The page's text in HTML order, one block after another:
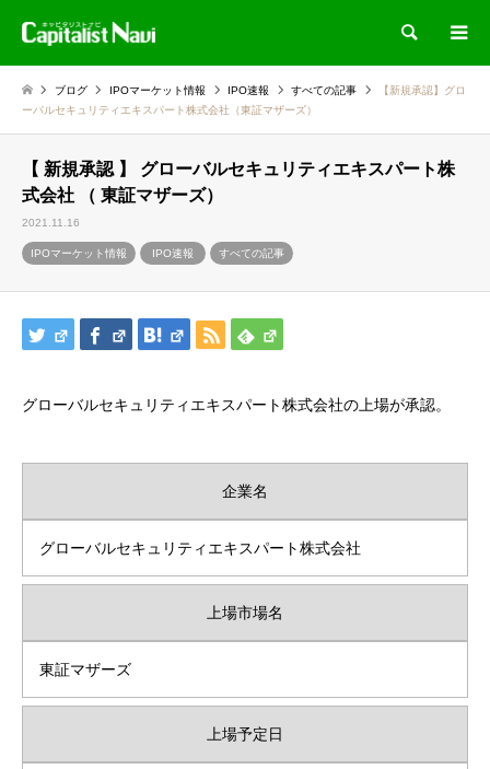
検索
ブログ IPOマーケット情報 IPO速報 すべての記事
【新規承認】グロ
ーバルセキュリティエキスパート株式会社（東証マザーズ）
【 新規承認 】 グローバルセキュリティエキスパート株
式会社 （ 東証マザーズ）
2021.11.16
IPOマーケット情報 IPO速報 すべての記事
グローバルセキュリティエキスパート株式会社の上場が承認。
企業名
グローバルセキュリティエキスパート株式会社
上場市場名
東証マザーズ
上場予定日